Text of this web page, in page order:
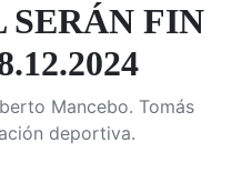
FIN
Mancebo. Tomás
deportiva.